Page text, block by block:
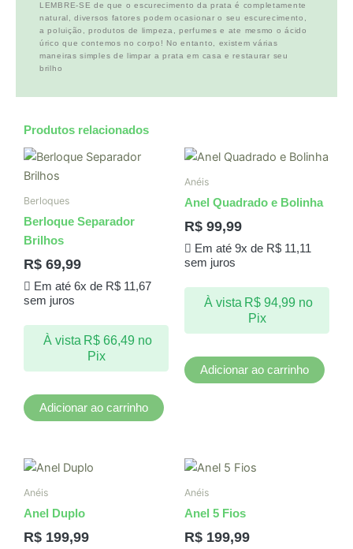
LEMBRE-SE de que o escurecimento da prata é completamente
natural, diversos fatores podem ocasionar o seu escurecimento,
a poluição, produtos de limpeza, perfumes e ate mesmo o ácido
úrico que contemos no corpo! No entanto, existem várias
maneiras simples de limpar a prata em casa e restaurar seu
brilho
Produtos relacionados
Berloques
Berloque Separador
Brilhos
R$ 69,99
Em até 6x de R$11,67
sem juros
À vista R$ 66,49 no
Pix
Adicionar ao carrinho
Anéis
Anel Quadrado e Bolinha
R$ 99,99
Em até 9x de R$11,11
sem juros
À vista R$ 94,99 no
Pix
Adicionar ao carrinho
Anéis
Anel Duplo
R$ 199,99
Anéis
Anel 5 Fios
R$ 199,99